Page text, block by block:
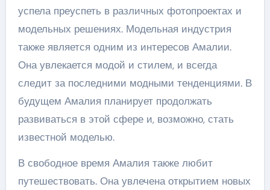
успела преуспеть в различных фотопроектах и
модельных решениях. Модельная индустрия
также является одним из интересов Амалии.
Она увлекается модой и стилем, и всегда
следит за последними модными тенденциями. В
будущем Амалия планирует продолжать
развиваться в этой сфере и, возможно, стать
известной моделью.
В свободное время Амалия также любит
путешествовать. Она увлечена открытием новых